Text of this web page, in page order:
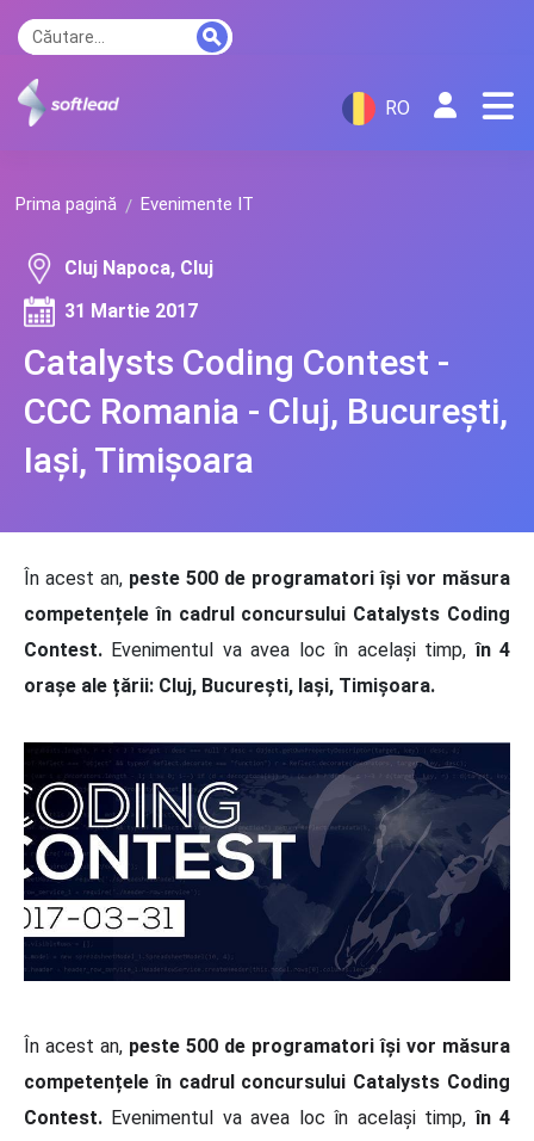
RO
Prima pagină Evenimente IT
Catalysts Coding Contest -
CCC Romania - Cluj, București,
Iași, Timișoara
Cluj Napoca, Cluj
31 Martie 2017
În acest an, peste 500 de programatori își vor măsura
competențele în cadrul concursului Catalysts Coding
Contest. Evenimentul va avea loc în același timp,în 4
orașe ale țării: Cluj, București, Iași, Timișoara.
În acest an, peste 500 de programatori își vor măsura
competențele în cadrul concursului Catalysts Coding
Contest. Evenimentul va avea loc în același timp,în 4